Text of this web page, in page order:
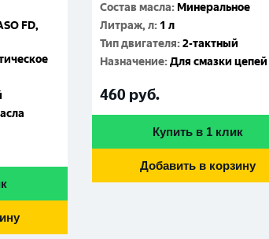
Класс вязкости SAE
Спецификация:API TC, JASO FD,
ISO-L-EGDHusqvarna
Литраж, л:
Тип двигателя:2-тактный
Назначение:Моторные масла
руб.